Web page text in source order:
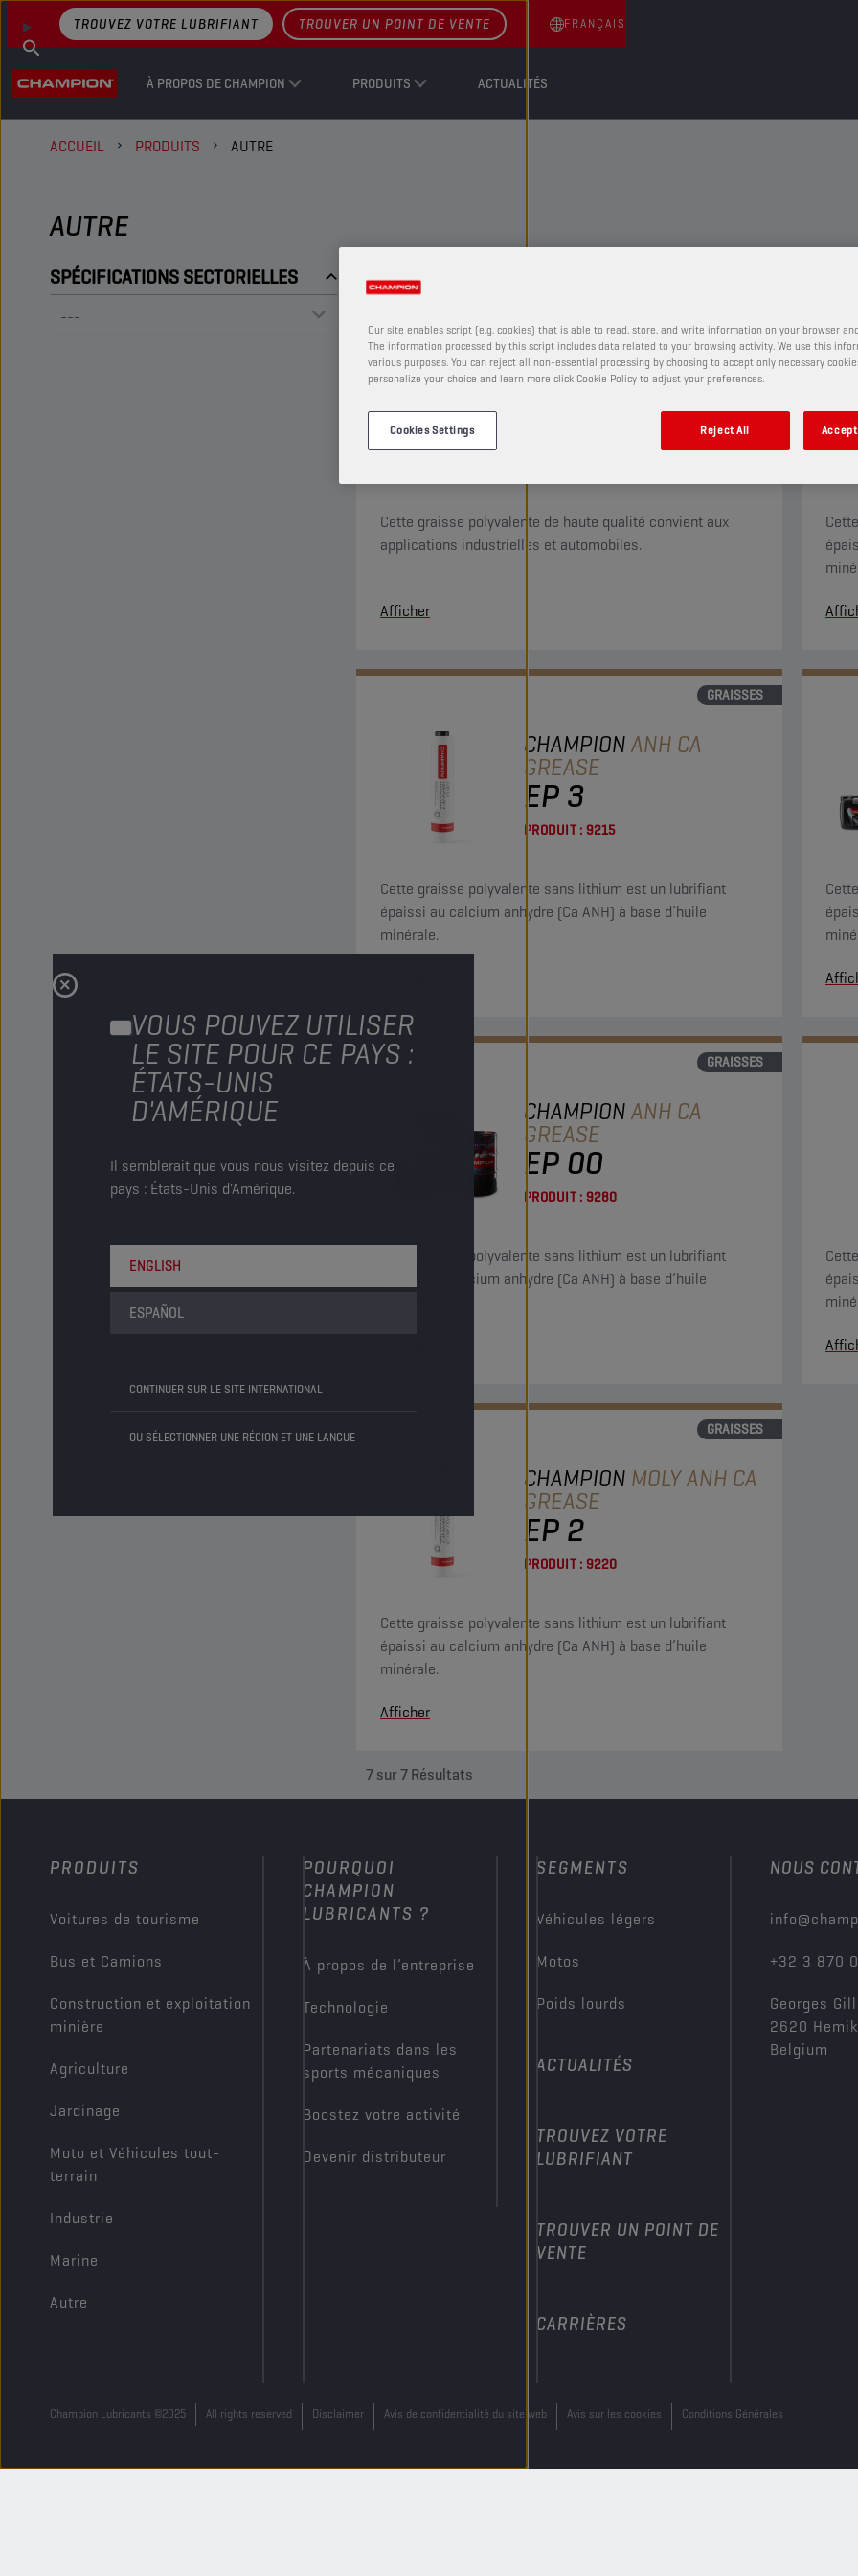
VOUS POUVEZ UTILISER
LE SITE POUR CE PAYS :
ÉTATS-UNIS
D'AMÉRIQUE
Il semblerait que vous nous visitez depuis ce
pays : États-Unis d'Amérique.
ENGLISH
ESPAÑOL
CONTINUER SUR LE SITE INTERNATIONAL
OU SÉLECTIONNER UNE RÉGION ET UNE LANGUE
À PROPOS DE CHAMPION PRODUITS ACTUALITÉS
TROUVEZ VOTRE LUBRIFIANT TROUVER UN POINT DE VENTE FRANÇAIS
ACCUEIL PRODUITS AUTRE
AUTRE
SPÉCIFICATIONS SECTORIELLES
GRAISSES
CHAMPIONANH CA
Cette graisse polyvalente de haute qualité convient aux
applications industrielles et automobiles.
Afficher
GRAISSES
CHAMPIONANH CA
GREASE
EP 3
PRODUIT : 9215
Cette graisse polyvalente sans lithium est un lubrifiant
épaissi au calcium anhydre (Ca ANH) à base d’huile
minérale.
GRAISSES
CHAMPIONANH CA
GREASE
EP 00
PRODUIT : 9280
Cette graisse polyvalente sans lithium est un lubrifiant
épaissi au calcium anhydre (Ca ANH) à base d’huile
GRAISSES
CHAMPION MOLY ANH CA
GREASE
EP 2
PRODUIT : 9220
Cette graisse polyvalente sans lithium est un lubrifiant
épaissi au calcium anhydre (Ca ANH) à base d’huile
minérale.
Afficher
7sur7Résultats
PRODUITS
Voitures de tourisme
Bus et Camions
Construction et exploitation
minière
Agriculture
Jardinage
Moto et Véhicules tout-
terrain
Industrie
Marine
Autre
POURQUOI
CHAMPION
LUBRICANTS ?
À propos de l’entreprise
Technologie
Partenariats dans les
sports mécaniques
Boostez votre activité
Devenir distributeur
SEGMENTS
Véhicules légers
Motos
Poids lourds
ACTUALITÉS
TROUVEZ VOTRE
LUBRIFIANT
TROUVER UN POINT DE
VENTE
CARRIÈRES
NOUS
+32 3 870
Georges
2620
Belgium
Champion Lubricants ©2025 All rights reserved Disclaimer Avis de confidentialité du site web Avis sur les cookies Conditions Générales
Our site enables script (e.g. cookies) that is able to read, store, and write information on your browser
The information processed by this script includes data related to your browsing activity. We use this
various purposes. You can reject all non-essential processing by choosing to accept only necessary
personalize your choice and learn more click Cookie Policy to adjust your preferences.
Cookies Settings Reject All